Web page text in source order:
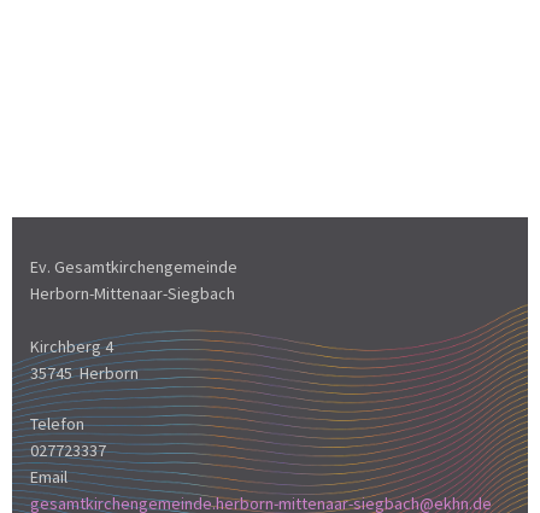
Ev. Gesamtkirchengemeinde
Herborn-Mittenaar-Siegbach
Kirchberg 4
35745 Herborn
Telefon
027723337
Email
gesamtkirchengemeinde.herborn-mittenaar-siegbach@ekhn.de